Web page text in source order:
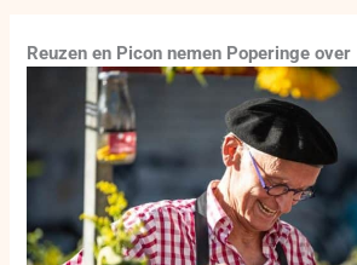
Reuzen en Picon nemen Poperinge over